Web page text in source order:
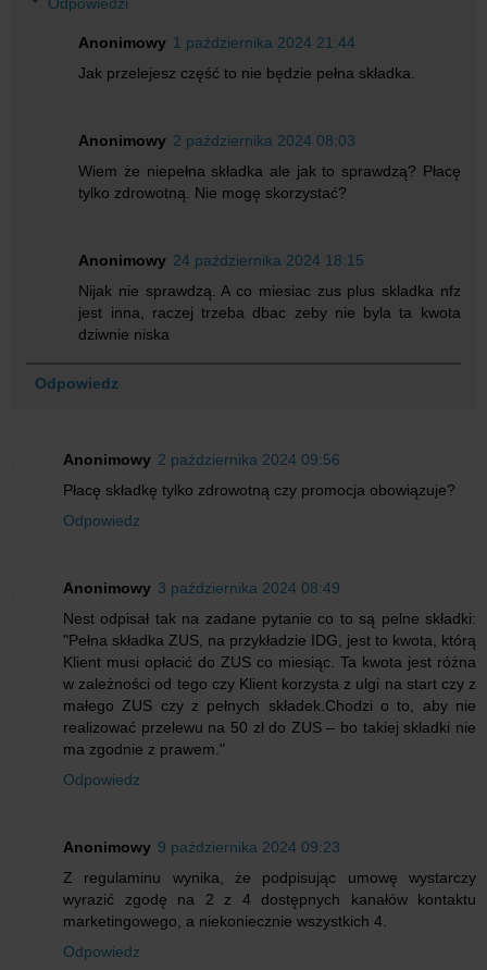
Anonimowy 1 października 2024 21:44
Jak przelejesz część to nie będzie pełna składka.
Anonimowy 2 października 2024 08:03
Wiem że niepełna składka ale jak to sprawdzą? Płacę
tylko zdrowotną. Nie mogę skorzystać?
Anonimowy 24 października 2024 18:15
Nijak nie sprawdzą. A co miesiac zus plus skladka nfz
jest inna, raczej trzeba dbac zeby nie byla ta kwota
dziwnie niska
Odpowiedz
Anonimowy 2 października 2024 09:56
Płacę składkę tylko zdrowotną czy promocja obowiązuje?
Odpowiedz
Anonimowy 3 października 2024 08:49
Nest odpisał tak na zadane pytanie co to są pelne składki:
"Pełna składka ZUS, na przykładzie IDG, jest to kwota, którą
Klient musi opłacić do ZUS co miesiąc. Ta kwota jest różna
w zależności od tego czy Klient korzysta z ulgi na start czy z
małego ZUS czy z pełnych składek.Chodzi o to, aby nie
realizować przelewu na 50 zł do ZUS – bo takiej składki nie
ma zgodnie z prawem."
Odpowiedz
Anonimowy 9 października 2024 09:23
Z regulaminu wynika, że podpisując umowę wystarczy
wyrazić zgodę na 2 z 4 dostępnych kanałów kontaktu
marketingowego, a niekoniecznie wszystkich 4.
Odpowiedz